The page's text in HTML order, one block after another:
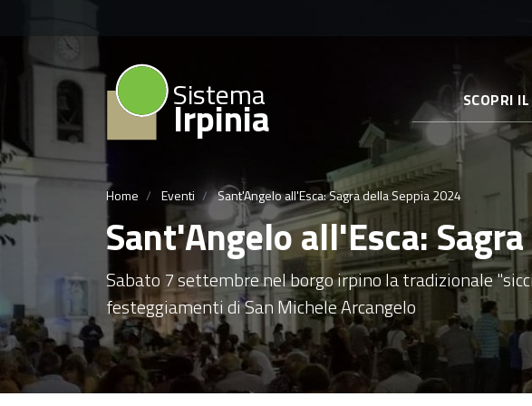
Sistema
Irpinia SCOPRI
Home Eventi Sant'Angelo all'Esca: Sagra della Seppia 2024
Sant'Angelo all'Esca:
Sabato 7 settembre nel borgo irpino la tradizionale
festeggiamenti di San Michele Arcangelo